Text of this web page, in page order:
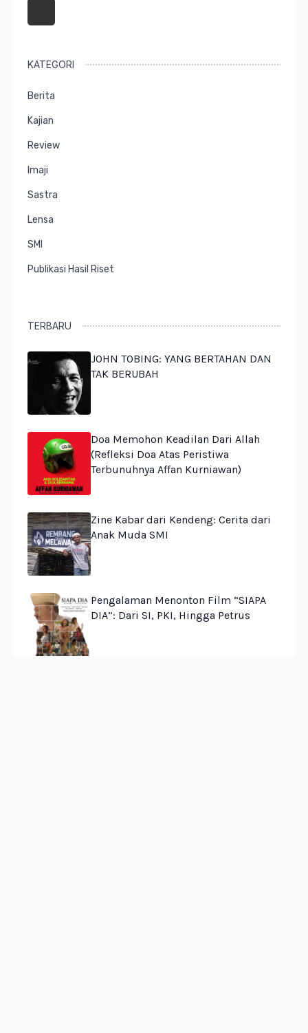
KATEGORI
Berita
Kajian
Review
Imaji
Sastra
Lensa
SMI
Publikasi Hasil Riset
TERBARU
JOHN TOBING: YANG BERTAHAN DAN
TAK BERUBAH
Doa Memohon Keadilan Dari Allah
(Refleksi Doa Atas Peristiwa
Terbunuhnya Affan Kurniawan)
Zine Kabar dari Kendeng: Cerita dari
Anak Muda SMI
Pengalaman Menonton Film “SIAPA
DIA”: Dari SI, PKI, Hingga Petrus